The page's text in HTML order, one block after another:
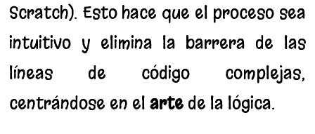
Scratch). Esto hace que el proceso sea
intuitivo y elimina la barrera de las
líneas de código complejas,
centrándose en elarte de la lógica.